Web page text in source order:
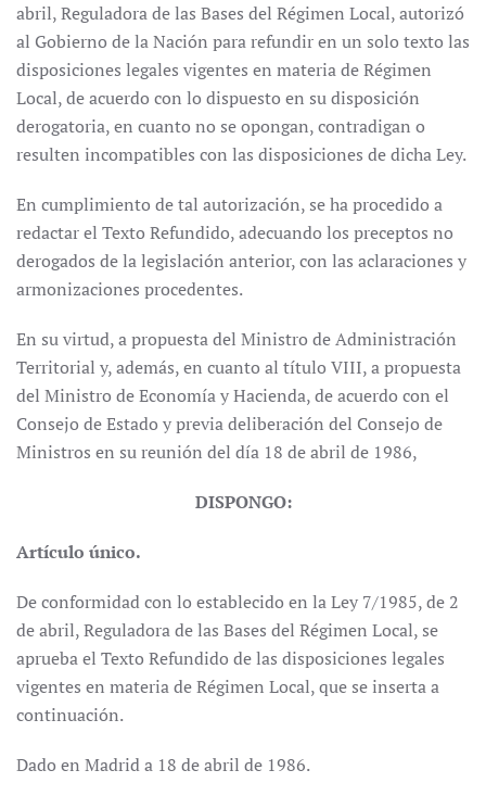
abril, Reguladora de las Bases del Régimen Local, autorizó
al Gobierno de la Nación para refundir en un solo texto las
disposiciones legales vigentes en materia de Régimen
Local, de acuerdo con lo dispuesto en su disposición
derogatoria, en cuanto no se opongan, contradigan o
resulten incompatibles con las disposiciones de dicha Ley.
En cumplimiento de tal autorización, se ha procedido a
redactar el Texto Refundido, adecuando los preceptos no
derogados de la legislación anterior, con las aclaraciones y
armonizaciones procedentes.
En su virtud, a propuesta del Ministro de Administración
Territorial y, además, en cuanto al título VIII, a propuesta
del Ministro de Economía y Hacienda, de acuerdo con el
Consejo de Estado y previa deliberación del Consejo de
Ministros en su reunión del día 18 de abril de 1986,
DISPONGO:
Artículo único.
De conformidad con lo establecido en la Ley 7/1985, de 2
de abril, Reguladora de las Bases del Régimen Local, se
aprueba el Texto Refundido de las disposiciones legales
vigentes en materia de Régimen Local, que se inserta a
continuación.
Dado en Madrid a 18 de abril de 1986.